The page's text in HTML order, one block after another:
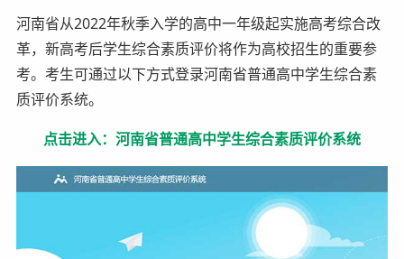
河南省从2022年秋季入学的高中一年级起实施高考综合改
革，新高考后学生综合素质评价将作为高校招生的重要参
考。考生可通过以下方式登录河南省普通高中学生综合素
质评价系统。
点击进入：河南省普通高中学生综合素质评价系统